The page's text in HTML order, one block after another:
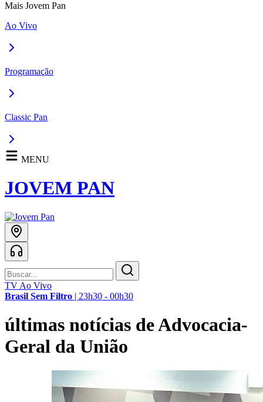
Mais Jovem Pan
Ao Vivo
Programação
Classic Pan
MENU
JOVEM PAN
TV Ao Vivo
Brasil Sem Filtro | 23h30 - 00h30
últimas notícias de Advocacia-
Geral da União